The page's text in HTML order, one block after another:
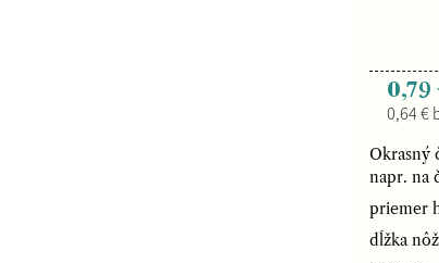
0,79
0,64 €
Okrasný
napr. na
priemer
dĺžka